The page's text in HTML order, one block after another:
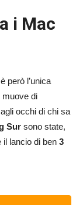
i Mac
però l’unica
muove di
occhi di chi sa
Sur sono state,
il lancio di ben 3